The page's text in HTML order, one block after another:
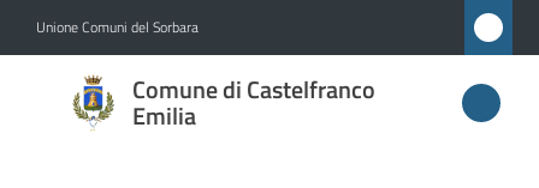
Unione Comuni del Sorbara
Comune di Castelfranco
Emilia
Comune di
Castelfranco